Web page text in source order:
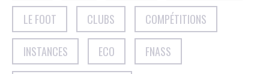
LE FOOT CLUBS COMPÉTITIONS
INSTANCES ECO FNASS